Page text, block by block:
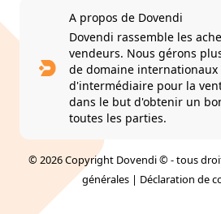
A propos de Dovendi
Dovendi rassemble les
vendeurs. Nous gérons
de domaine internationaux
d'intermédiaire pour la
dans le but d'obtenir un
toutes les parties.
© 2026 Copyright Dovendi © - tous
générales | Déclaration de